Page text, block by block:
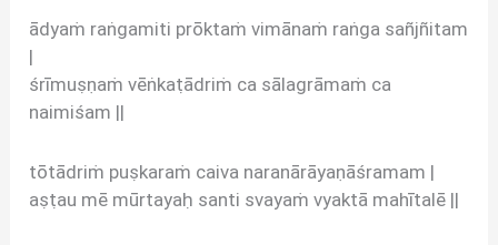
ādyaṁ raṅgamiti prōktaṁ vimānaṁ raṅga sañjñitam
|
śrīmuṣṇaṁ vēṅkaṭādriṁ ca sālagrāmaṁ ca
naimiśam ||
tōtādriṁ puṣkaraṁ caiva naranārāyaṇāśramam |
aṣṭau mē mūrtayaḥ santi svayaṁ vyaktā mahītalē ||